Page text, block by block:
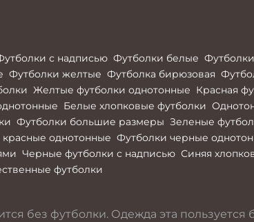
с надписью Футболки белые
Футболки желтые Футболка бирюзовая
Желтые футболки однотонные Красная
Белые хлопковые футболки
Футболки большие размеры Зеленые
однотонные Футболки черные
Черные футболки с надписью Синяя
футболки
без футболки. Одежда эта